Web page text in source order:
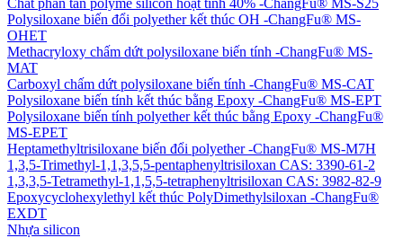
Chất phân tán polyme silicon hoạt tính 40% -ChangFu® MS-S25
Polysiloxane biến đổi polyether kết thúc OH -ChangFu® MS-
OHET
Methacryloxy chấm dứt polysiloxane biến tính -ChangFu® MS-
MAT
Carboxyl chấm dứt polysiloxane biến tính -ChangFu® MS-CAT
Polysiloxane biến tính kết thúc bằng Epoxy -ChangFu® MS-EPT
Polysiloxane biến tính polyether kết thúc bằng Epoxy -ChangFu®
MS-EPET
Heptamethyltrisiloxane biến đổi polyether -ChangFu® MS-M7H
1,3,5-Trimethyl-1,1,3,5,5-pentaphenyltrisiloxan CAS: 3390-61-2
1,3,3,5-Tetramethyl-1,1,5,5-tetraphenyltrisiloxan CAS: 3982-82-9
Epoxycyclohexylethyl kết thúc PolyDimethylsiloxan -ChangFu®
EXDT
Nhựa silicon